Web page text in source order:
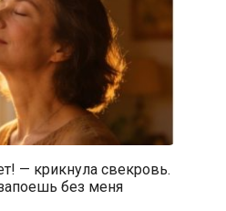
— крикнула свекровь.
без меня